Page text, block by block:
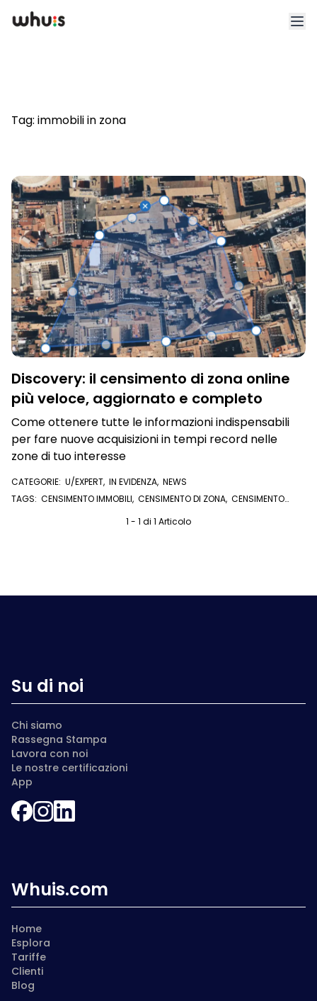
Blog
App
Whuis per lo sport
Accedi Registrati
Tag: immobili in zona
Discovery: il censimento di zona online
più veloce, aggiornato e completo
Come ottenere tutte le informazioni indispensabili
per fare nuove acquisizioni in tempi record nelle
zone di tuo interesse
CATEGORIE: U/EXPERT, IN EVIDENZA, NEWS
TAGS: CENSIMENTO IMMOBILI, CENSIMENTO DI ZONA, CENSIMENTO
FARE ZONA, U/EXPERT
1 - 1 di 1 Articolo
Su di noi
Chi siamo
Rassegna Stampa
Lavora con noi
Le nostre certificazioni
App
Whuis.com
Home
Esplora
Tariffe
Clienti
Blog